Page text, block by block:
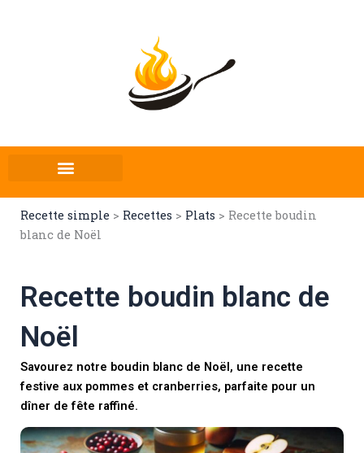
Recette simple > Recettes > Plats > Recette boudin
blanc de Noël
Recette boudin blanc de
Noël
Savourez notre boudin blanc de Noël, une recette
festive aux pommes et cranberries, parfaite pour un
dîner de fête raffiné.